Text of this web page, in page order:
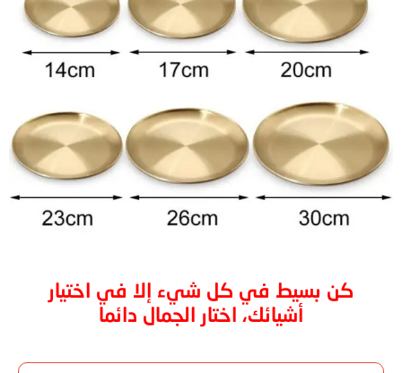
كن بسيط في كل شيء إلا في اختيار
أشيائك، اختار الجمال دائما